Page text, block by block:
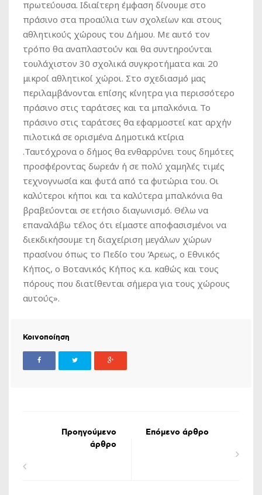
πρωτεύουσα. Ιδιαίτερη έμφαση δίνουμε στο
πράσινο στα προαύλια των σχολείων και στους
αθλητικούς χώρους του Δήμου. Με αυτό τον
τρόπο θα αναπλαστούν και θα συντηρούνται
τουλάχιστον 30 σχολικά συγκροτήματα και 20
μικροί αθλητικοί χώροι. Στο σχεδιασμό μας
περιλαμβάνονται επίσης κίνητρα για περισσότερο
πράσινο στις ταράτσες και τα μπαλκόνια. Το
πράσινο στις ταράτσες θα εφαρμοστεί κατ αρχήν
πιλοτικά σε ορισμένα Δημοτικά κτίρια
.Ταυτόχρονα ο δήμος θα ενθαρρύνει τους δημότες
προσφέροντας δωρεάν ή σε πολύ χαμηλές τιμές
τεχνογνωσία και φυτά από τα φυτώρια του. Οι
καλύτεροι κήποι και τα καλύτερα μπαλκόνια θα
βραβεύονται σε ετήσιο διαγωνισμό. Θέλω να
επαναλάβω τέλος ότι είμαστε αποφασισμένοι να
διεκδικήσουμε τη διαχείριση μεγάλων χώρων
πρασίνου όπως το Πεδίο του Άρεως, ο Εθνικός
Κήπος, ο Βοτανικός Κήπος κ.α. καθώς και τους
πόρους που διατίθενται σήμερα για τους χώρους
αυτούς».
Κοινοποίηση
Προηγούμενο
άρθρο
Επόμενο άρθρο